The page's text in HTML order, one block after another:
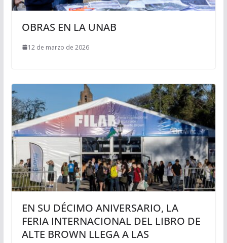
OBRAS EN LA UNAB
12 de marzo de 2026
EN SU DÉCIMO ANIVERSARIO, LA
FERIA INTERNACIONAL DEL LIBRO DE
ALTE BROWN LLEGA A LAS